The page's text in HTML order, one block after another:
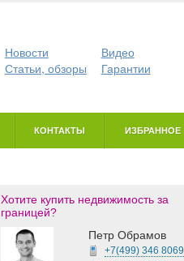
Новости
Видео
Статьи, обзоры Гарантии
КОНТАКТЫ ИЗБРАННОЕ
Хотите купить недвижимость за
границей?
Петр Обрамов
+7(499)346 8069